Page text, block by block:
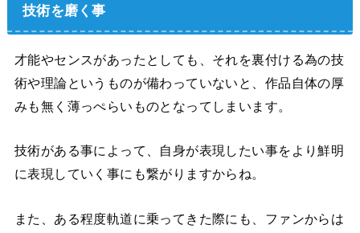
技術を磨く事
才能やセンスがあったとしても、それを裏付ける為の技
術や理論というものが備わっていないと、作品自体の厚
みも無く薄っぺらいものとなってしまいます。
技術がある事によって、自身が表現したい事をより鮮明
に表現していく事にも繋がりますからね。
また、ある程度軌道に乗ってきた際にも、ファンからは